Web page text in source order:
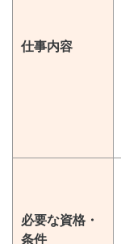
仕事内容
必要な資格・
条件